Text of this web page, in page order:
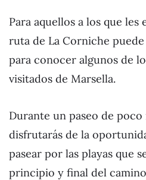
Para aquellos a los que les
ruta de La Corniche
para conocer algunos de
visitados de Marsella.
Durante un paseo de
disfrutarás de la
pasear por las playas que
principio y final del